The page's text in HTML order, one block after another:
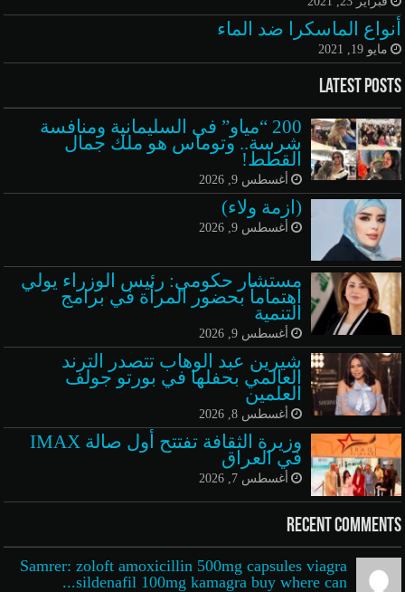
أنواع الماسكرا ضد الماء
مايو 19, 2021
Latest Posts
200 “مياو” في السليمانية ومنافسة
شرسة.. وتوماس هو ملك جمال
القطط!
أغسطس 9, 2026
(ازمة ولاء)
أغسطس 9, 2026
مستشار حكومي: رئيس الوزراء يولي
اهتماماً بحضور المرأة في برامج
التنمية
أغسطس 9, 2026
شيرين عبد الوهاب تتصدر الترند
العالمي بحفلها في بورتو جولف
العلمين
أغسطس 8, 2026
وزيرة الثقافة تفتتح أول صالة IMAX
في العراق
أغسطس 7, 2026
Recent Comments
Samrer: zoloft amoxicillin 500mg capsules viagra
sildenafil 100mg kamagra buy where can...